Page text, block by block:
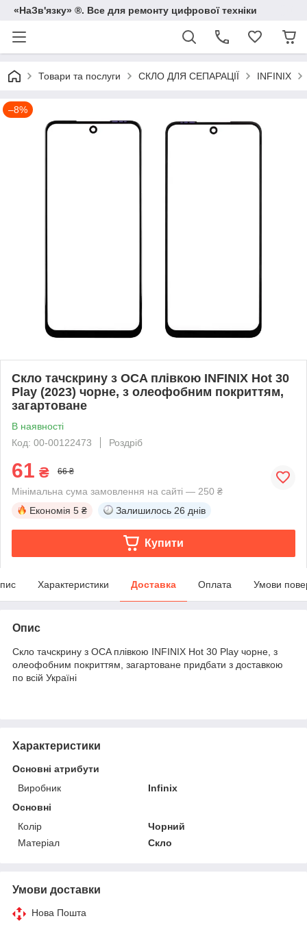
«НаЗв'язку» ®. Все для ремонту цифрової техніки
Товари та послуги СКЛО ДЛЯ СЕПАРАЦІЇ INFINIX
–8%
Скло тачскрину з OCA плівкою INFINIX Hot 30
Play (2023) чорне, з олеофобним покриттям,
загартоване
В наявності
Код: 00-00122473
Роздріб
61 ₴ 66 ₴
Мінімальна сума замовлення на сайті — 250 ₴
Економія 5 ₴ Залишилось 26 днів
Купити
Характеристики Доставка Оплата Умови
Опис
Скло тачскрину з OCA плівкою INFINIX Hot 30 Play чорне, з
олеофобним покриттям, загартоване придбати з доставкою
по всій Україні
Характеристики
Основні атрибути
Виробник
Infinix
Основні
Колір
Чорний
Матеріал
Скло
Умови доставки
Нова Пошта